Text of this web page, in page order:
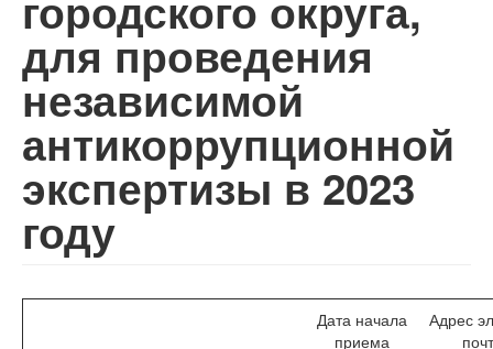
для проведения
независимой
антикоррупционной
экспертизы в 2023
году
Дата начала
приема
Адрес